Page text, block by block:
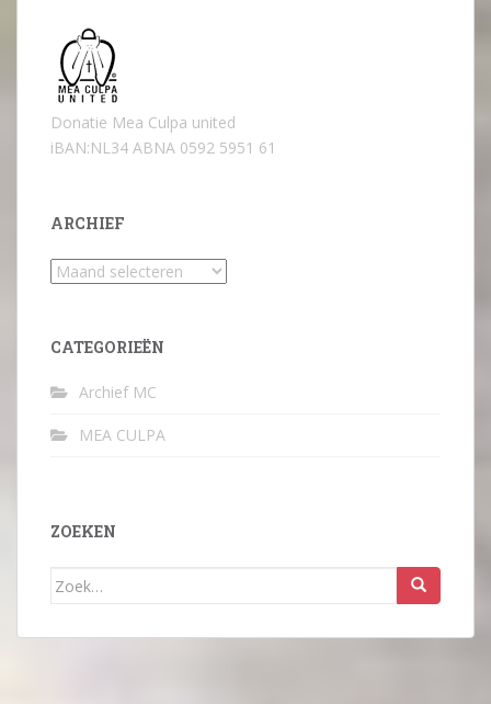
Donatie Mea Culpa united
iBAN:NL34 ABNA 0592 5951 61
ARCHIEF
Archief
CATEGORIEËN
Archief MC
MEA CULPA
ZOEKEN
Zoek